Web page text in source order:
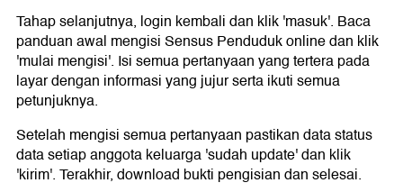
Tahap selanjutnya, login kembali dan klik 'masuk'. Baca
panduan awal mengisi Sensus Penduduk online dan klik
'mulai mengisi'. Isi semua pertanyaan yang tertera pada
layar dengan informasi yang jujur serta ikuti semua
petunjuknya.
Setelah mengisi semua pertanyaan pastikan data status
data setiap anggota keluarga 'sudah update' dan klik
'kirim'. Terakhir, download bukti pengisian dan selesai.